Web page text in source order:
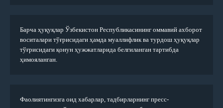
Барча ҳуқуқлар Ўзбекистон Республикасининг оммавий ахборот
воситалари тўғрисидаги ҳамда муаллифлик ва турдош ҳуқуқлар
тўғрисидаги қонун ҳужжатларида белгиланган тартибда
ҳимояланган.
Фаолиятингизга оид хабарлар, тадбирларнинг пресс-